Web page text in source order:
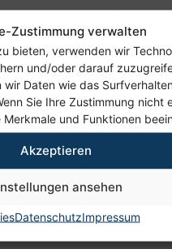
Zustimmung verwalten
bieten, verwenden wir
und/oder darauf
Daten wie das
Sie Ihre Zustimmung nicht
und Funktionen
Akzeptieren
ansehen
DatenschutzImpressum